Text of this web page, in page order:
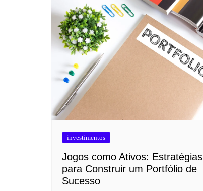
investimentos
Jogos como Ativos: Estratégias
para Construir um Portfólio de
Sucesso